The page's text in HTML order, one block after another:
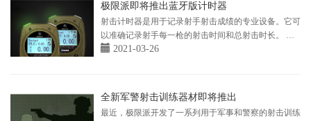
极限派即将推出蓝牙版计时器
射击计时器是用于记录射手射击成绩的专业设备。它可
以准确记录射手每一枪的射击时间和总射击时长。 为
了便于射手记录成绩，提高射手的射击水平，帮助裁判
2021-03-26
全新军警射击训练器材即将推出
最近，极限派开发了一系列用于军事和警察的射击训练